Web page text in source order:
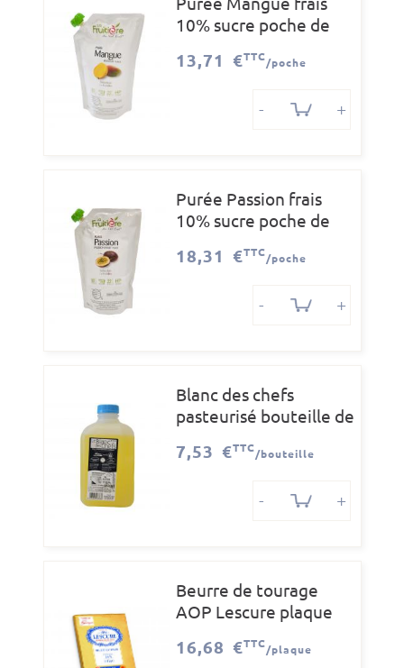
10% sucre poche de
13,71 €TTC
/poche
- +
Purée Passion frais
10% sucre poche de
18,31 €TTC
/poche
- +
Blanc des chefs
pasteurisé bouteille de
7,53 €TTC
/bouteille
- +
Beurre de tourage
AOP Lescure plaque
16,68 €TTC
/plaque